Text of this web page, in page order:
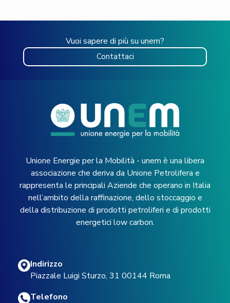
Vuoi sapere di più su unem?
Contattaci
Unione Energie per la Mobilità - unem è una libera
associazione che deriva da Unione Petrolifera e
rappresenta le principali Aziende che operano in Italia
nell’ambito della raffinazione, dello stoccaggio e
della distribuzione di prodotti petroliferi e di prodotti
energetici low carbon.
Indirizzo
Piazzale Luigi Sturzo, 31 00144 Roma
Telefono